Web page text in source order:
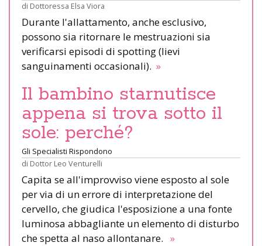
di Dottoressa Elsa Viora
Durante l'allattamento, anche esclusivo,
possono sia ritornare le mestruazioni sia
verificarsi episodi di spotting (lievi
sanguinamenti occasionali). »
Il bambino starnutisce
appena si trova sotto il
sole: perché?
Gli Specialisti Rispondono
di Dottor Leo Venturelli
Capita se all'improvviso viene esposto al sole
per via di un errore di interpretazione del
cervello, che giudica l'esposizione a una fonte
luminosa abbagliante un elemento di disturbo
che spetta al naso allontanare. »